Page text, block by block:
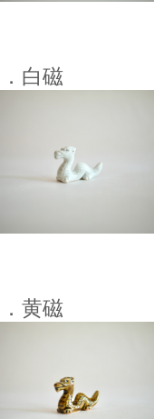
．白磁
．黄磁